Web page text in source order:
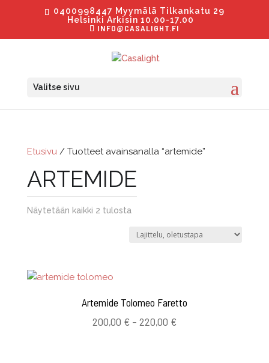
0400998447 Myymälä Tilkankatu 29
Helsinki Arkisin 10.00-17.00
INFO@CASALIGHT.FI
Valitse sivu
Etusivu/ Tuotteet avainsanalla “artemide”
ARTEMIDE
Näytetään kaikki 2 tulosta
Artemide Tolomeo Faretto
200,00 € – 220,00 €Hintaluokka: